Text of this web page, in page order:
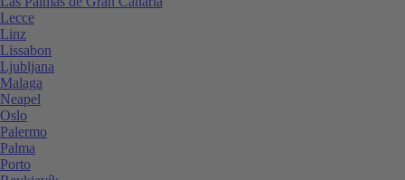
Lecce
Linz
Lissabon
Ljubljana
Malaga
Neapel
Oslo
Palermo
Palma
Porto